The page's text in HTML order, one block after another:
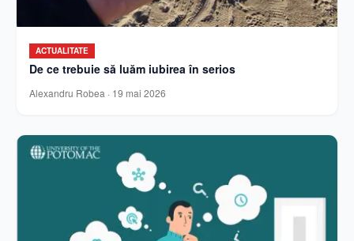
ACTUALITATE
De ce trebuie să luăm iubirea în serios
Alexandru Robea · 19 mai 2026